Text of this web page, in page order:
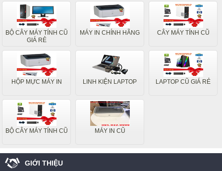
BỘ CÂY MÁY TÍNH CŨ
GIÁ RẺ
MÁY IN CHÍNH HÃNG CÂY MÁY TÍNH CŨ
HỘP MỰC MÁY IN LINH KIỆN LAPTOP LAPTOP CŨ GIÁ RẺ
BỘ CÂY MÁY TÍNH CŨ MÁY IN CŨ
GIỚI THIỆU